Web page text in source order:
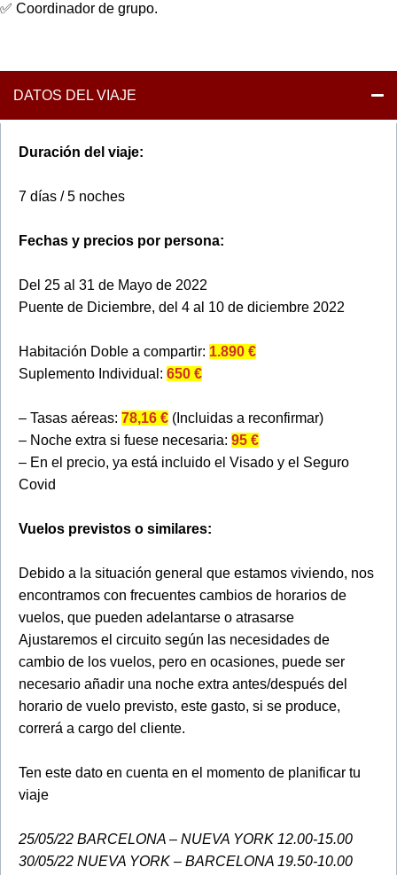
✅ Coordinador de grupo.
DATOS DEL VIAJE
Duración del viaje:
7 días / 5 noches
Fechas y precios por persona:
Del 25 al 31 de Mayo de 2022
Puente de Diciembre, del 4 al 10 de diciembre 2022
Habitación Doble a compartir: 1.890 €
Suplemento Individual: 650 €
– Tasas aéreas: 78,16 € (Incluidas a reconfirmar)
– Noche extra si fuese necesaria: 95 €
– En el precio, ya está incluido el Visado y el Seguro
Covid
Vuelos previstos o similares:
Debido a la situación general que estamos viviendo, nos
encontramos con frecuentes cambios de horarios de
vuelos, que pueden adelantarse o atrasarse
Ajustaremos el circuito según las necesidades de
cambio de los vuelos, pero en ocasiones, puede ser
necesario añadir una noche extra antes/después del
horario de vuelo previsto, este gasto, si se produce,
correrá a cargo del cliente.
Ten este dato en cuenta en el momento de planificar tu
viaje
25/05/22 BARCELONA – NUEVA YORK 12.00-15.00
30/05/22 NUEVA YORK – BARCELONA 19.50-10.00